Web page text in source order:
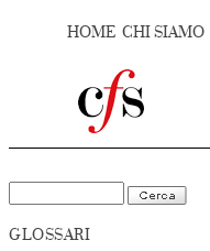
HOME CHI SIAMO
GLOSSARI